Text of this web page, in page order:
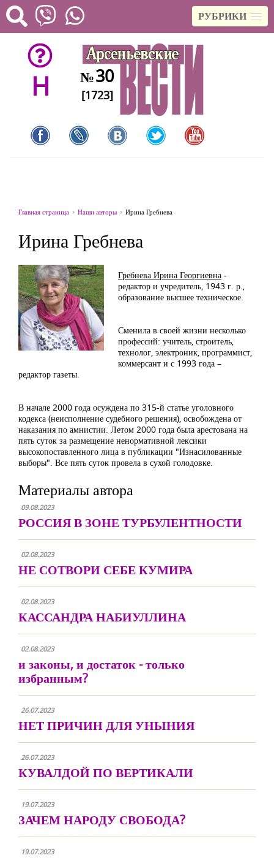
РУБРИКИ
H №30
[1723]
Главная страница Наши авторы Ирина Гребнева
Ирина Гребнева
Гребнева Ирина Георгиевна -
редактор и учредитель, 1943 г. р.,
образование высшее техническое.
Сменила в своей жизни несколько
профессий: учитель, строитель,
технолог, электроник, программист,
коммерсант и с 1993 года –
редактор газеты.
В начале 2000 года осуждена по 315-й статье уголовного
кодекса (неисполнение судебного решения), освобождена от
наказания по амнистии. Летом 2000 года была арестована на
пять суток за размещение ненормативной лексики
высокопоставленного лица в публикации "Изнасилованные
выборы". Все пять суток провела в сухой голодовке.
Материалы автора
09.08.2023
РОССИЯ В ЗОНЕ ТУРБУЛЕНТНОСТИ
02.08.2023
НЕ СОТВОРИ СЕБЕ КУМИРА
02.08.2023
КАССАНДРА НАБИУЛЛИНА
02.08.2023
и законы, и достаток - только
избранным?
26.07.2023
НЕТ ПРИЧИН ДЛЯ УНЫНИЯ
26.07.2023
КУВАЛДОЙ ПО ВЕРТИКАЛИ
19.07.2023
ЗАЧЕМ НАРОДУ СВОБОДА?
19.07.2023